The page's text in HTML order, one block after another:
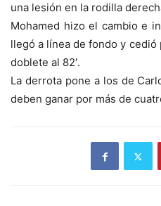
una lesión en la rodilla
Mohamed hizo el cambio e
llegó a línea de fondo y cedió
doblete al 82′.
La derrota pone a los de
deben ganar por más de